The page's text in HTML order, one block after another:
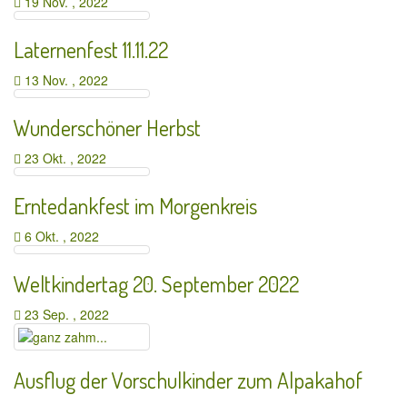
Laternenfest 11.11.22
13 Nov. , 2022
Wunderschöner Herbst
23 Okt. , 2022
Erntedankfest im Morgenkreis
6 Okt. , 2022
Weltkindertag 20. September 2022
23 Sep. , 2022
Ausflug der Vorschulkinder zum Alpakahof